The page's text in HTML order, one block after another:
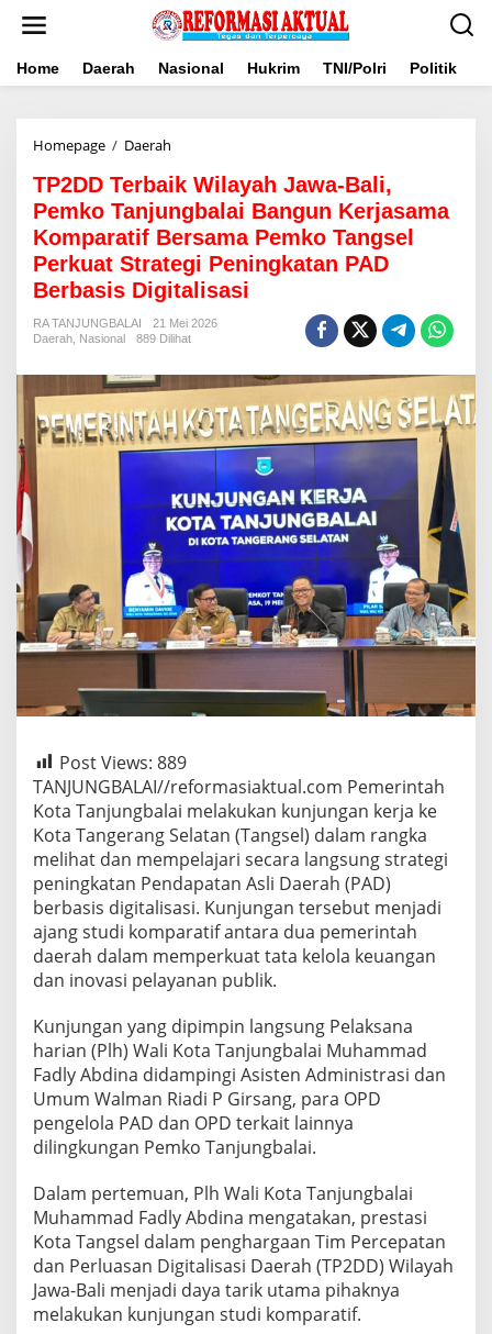
Home Daerah Nasional Hukrim TNI/Polri Politik
Homepage / Daerah
Wilayah
Jawa-
Bali,
Pemko
Tanjungbalai
Bangun
Kerjasama
Komparatif
Bersama
Tangsel
Strategi
Peningkatan
PAD
Berbasis
Digitalisasi
TP2DD Terbaik Wilayah Jawa-Bali,
Pemko Tanjungbalai Bangun Kerjasama
Komparatif Bersama Pemko Tangsel
Perkuat Strategi Peningkatan PAD
Berbasis Digitalisasi
RA TANJUNGBALAI
21 Mei 2026
Daerah Nasional 889 Dilihat
Post Views: 889
TANJUNGBALAI//reformasiaktual.com Pemerintah
Kota Tanjungbalai melakukan kunjungan kerja ke
Kota Tangerang Selatan (Tangsel) dalam rangka
melihat dan mempelajari secara langsung strategi
peningkatan Pendapatan Asli Daerah (PAD)
berbasis digitalisasi. Kunjungan tersebut menjadi
ajang studi komparatif antara dua pemerintah
daerah dalam memperkuat tata kelola keuangan
dan inovasi pelayanan publik.
Kunjungan yang dipimpin langsung Pelaksana
harian (Plh) Wali Kota Tanjungbalai Muhammad
Fadly Abdina didampingi Asisten Administrasi dan
Umum Walman Riadi P Girsang, para OPD
pengelola PAD dan OPD terkait lainnya
dilingkungan Pemko Tanjungbalai.
Dalam pertemuan, Plh Wali Kota Tanjungbalai
Muhammad Fadly Abdina mengatakan, prestasi
Kota Tangsel dalam penghargaan Tim Percepatan
dan Perluasan Digitalisasi Daerah (TP2DD) Wilayah
Jawa-Bali menjadi daya tarik utama pihaknya
melakukan kunjungan studi komparatif.